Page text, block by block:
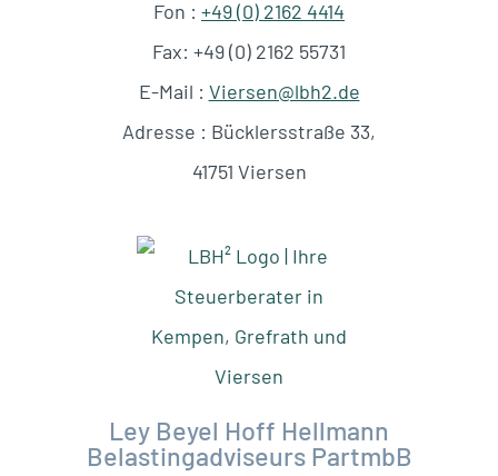
Fon : +49 (0) 2162 4414
Fax: +49 (0) 2162 55731
E-Mail : Viersen@lbh2.de
Adresse : Bücklersstraße 33,
41751 Viersen
Ley Beyel Hoff Hellmann
Belastingadviseurs PartmbB